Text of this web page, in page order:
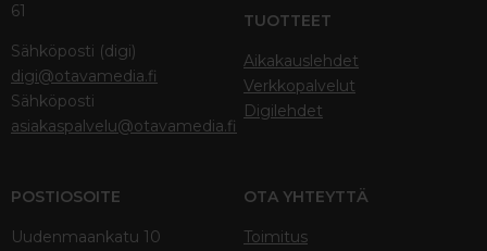
61
Sähköposti (digi)
digi@otavamedia.fi
Sähköposti
asiakaspalvelu@otavamedia.fi
TUOTTEET
Aikakauslehdet
Verkkopalvelut
Digilehdet
POSTIOSOITE
Uudenmaankatu 10
OTA YHTEYTTÄ
Toimitus